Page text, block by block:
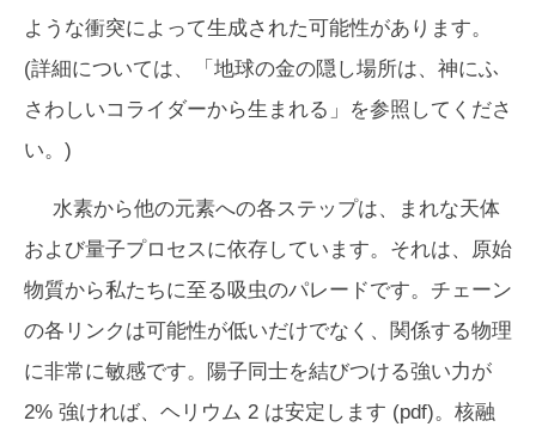
ような衝突によって生成された可能性があります。
(詳細については、「地球の金の隠し場所は、神にふ
さわしいコライダーから生まれる」を参照してくださ
い。)
水素から他の元素への各ステップは、まれな天体
および量子プロセスに依存しています。それは、原始
物質から私たちに至る吸虫のパレードです。チェーン
の各リンクは可能性が低いだけでなく、関係する物理
に非常に敏感です。陽子同士を結びつける強い力が
2% 強ければ、ヘリウム 2 は安定します (pdf)。核融